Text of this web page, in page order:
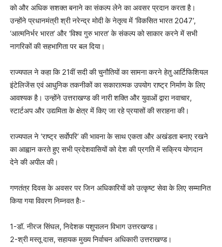
को और अधिक सशक्त बनाने का संकल्प लेने का अवसर प्रदान करता है।
उन्होंने प्रधानमंत्री श्री नरेन्द्र मोदी के नेतृत्व में ‘विकसित भारत 2047’,
‘आत्मनिर्भर भारत’ और ‘विश्व गुरु भारत’ के संकल्प को साकार करने में सभी
नागरिकों की सहभागिता पर बल दिया।
राज्यपाल ने कहा कि 21वीं सदी की चुनौतियों का सामना करने हेतु आर्टिफिशियल
इंटेलिजेंस एवं आधुनिक तकनीकों का सकारात्मक उपयोग राष्ट्र निर्माण के लिए
आवश्यक है। उन्होंने उत्तराखण्ड की नारी शक्ति और युवाओं द्वारा नवाचार,
स्टार्टअप और उद्यमिता के क्षेत्र में किए जा रहे प्रयासों की सराहना की।
राज्यपाल ने ‘राष्ट्र सर्वाेपरि’ की भावना के साथ एकता और अखंडता बनाए रखने
का आह्वान करते हुए सभी प्रदेशवासियों को देश की प्रगति में सक्रिय योगदान
देने की अपील की।
गणतंत्र दिवस के अवसर पर जिन अधिकारियों को उत्कृष्ट सेवा के लिए सम्मानित
किया गया विवरण निम्नवत हैः-
1-डॉ. नीरज सिंघल, निदेशक पशुपालन विभाग उत्तरखण्ड।
2-श्री मस्तू दास, सहायक मुख्य निर्वाचन अधिकारी उत्तराखण्ड।